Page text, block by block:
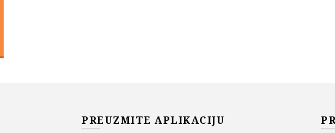
PREUZMITE APLIKACIJU